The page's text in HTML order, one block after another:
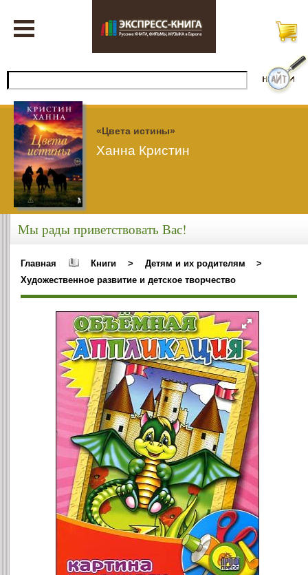
«Цвета истины»
Ханна Кристин
Мы рады приветствовать Вас!
Главная Книги > Детям и их родителям
>
Художественное развитие и детское творчество